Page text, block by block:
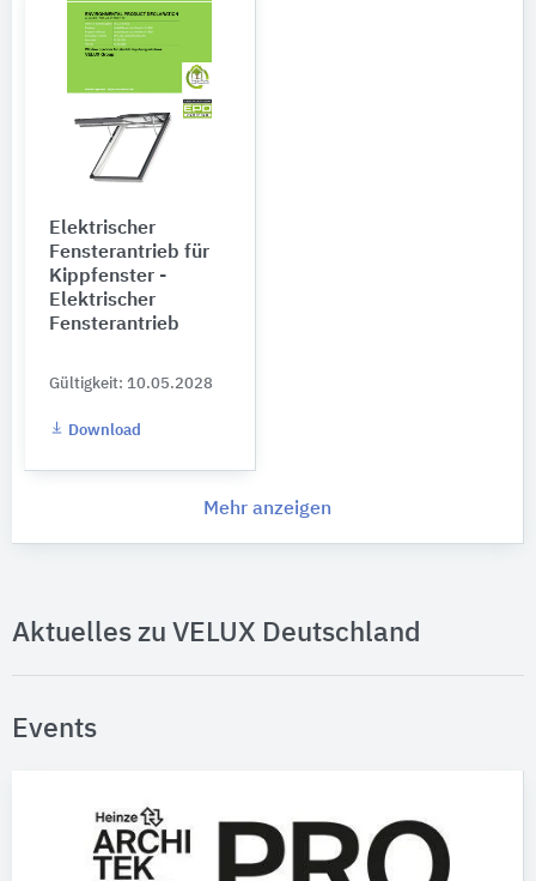
Elektrischer
Fensterantrieb für
Kippfenster -
Elektrischer
Fensterantrieb
Gültigkeit: 10.05.2028
Download
Mehr anzeigen
Aktuelles zu VELUX Deutschland
Events